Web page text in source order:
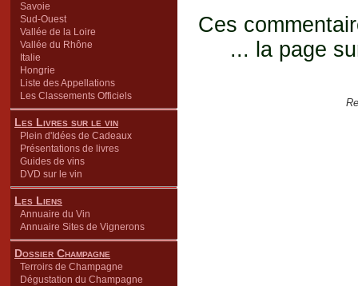
Savoie
Sud-Ouest
Vallée de la Loire
Vallée du Rhône
Italie
Hongrie
Liste des Appellations
Les Classements Officiels
Les Livres sur le vin
Plein d'Idées de Cadeaux
Présentations de livres
Guides de vins
DVD sur le vin
Les Liens
Annuaire du Vin
Annuaire Sites de Vignerons
Dossier Champagne
Terroirs de Champagne
Dégustation du Champagne
Ces
... la page